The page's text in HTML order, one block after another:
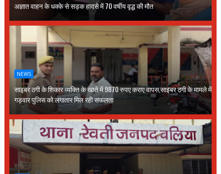
अज्ञात वाहन के धक्के से सड़क हादसे में 70 वर्षीय वृद्ध की मौत
NEWS
साइबर ठगी के शिकार व्यक्ति के खाते में 9870 रुपए कराए वापस,साइबर ठगी के मामले में
गड़वार पुलिस को लगातार मिल रही सफलता